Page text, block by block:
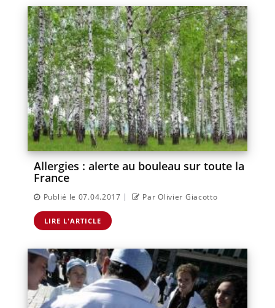
Allergies : alerte au bouleau sur toute la
France
Publié le 07.04.2017 | Par Olivier Giacotto
LIRE L'ARTICLE